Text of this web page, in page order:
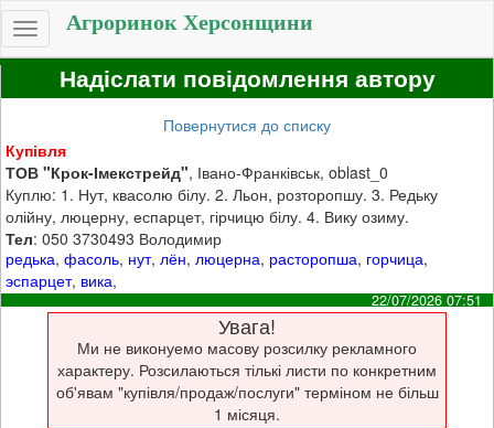
Toggle
navigation
Агроринок Херсонщини
Надіслати повідомлення автору
Повернутися до списку
Купівля
ТОВ "Крок-Імекстрейд", Івано-Франківськ, oblast_0
Куплю: 1. Нут, квасолю білу. 2. Льон, розторопшу. 3. Редьку
олійну, люцерну, еспарцет, гірчицю білу. 4. Вику озиму.
Тел: 050 3730493 Володимир
редька,фасоль, нут, лён, люцерна, расторопша, горчица,
эспарцет, вика,
22/07/2026 07:51
Увага!
Ми не виконуемо масову розсилку рекламного
характеру. Розсилаються тількі листи по конкретним
об'явам "купівля/продаж/послуги" терміном не більш
1 місяця.